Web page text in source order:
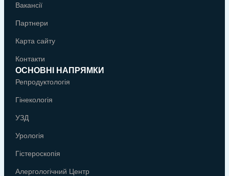
Вакансії
Партнери
Карта сайту
Контакти
ОСНОВНІ НАПРЯМКИ
Репродуктологія
Гінекологія
УЗД
Урологія
Гістероскопія
Алергологічний Центр